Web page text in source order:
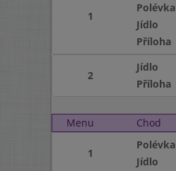
1
Polévka
Jídlo
Příloha
2
Jídlo
Příloha
Menu
Chod
1
Polévka
Jídlo